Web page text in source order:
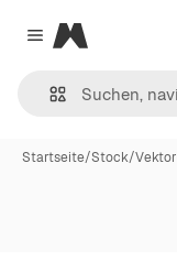
Close menu
Magnific
Startseite/Stock/